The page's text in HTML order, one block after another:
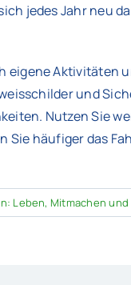
jedes Jahr neu
eigene
und
Nutzen Sie
Sie häufiger das
Leben, Mitmachen und